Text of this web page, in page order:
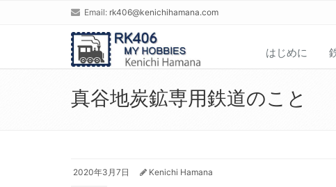
Email: rk406@kenichihamana.com
はじめに
真谷地炭鉱専用鉄道のこと
2020年3月7日 Kenichi Hamana